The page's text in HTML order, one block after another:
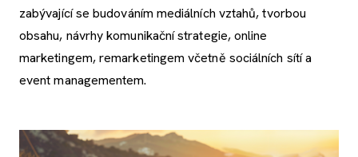
zabývající se budováním mediálních vztahů, tvorbou
obsahu, návrhy komunikační strategie, online
marketingem, remarketingem včetně sociálních sítí a
event managementem.